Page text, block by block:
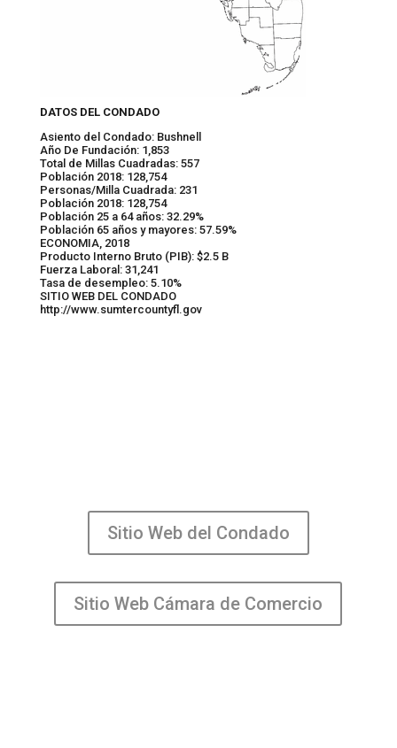
DATOS DEL CONDADO
Asiento del Condado: Bushnell
Año De Fundación: 1,853
Total de Millas Cuadradas: 557
Población 2018: 128,754
Personas/Milla Cuadrada: 231
Población 2018: 128,754
Población 25 a 64 años: 32.29%
Población 65 años y mayores: 57.59%
ECONOMIA, 2018
Producto Interno Bruto (PIB): $2.5 B
Fuerza Laboral: 31,241
Tasa de desempleo: 5.10%
SITIO WEB DEL CONDADO
http://www.sumtercountyfl.gov
Sitio Web del Condado
Sitio Web Cámara de Comercio